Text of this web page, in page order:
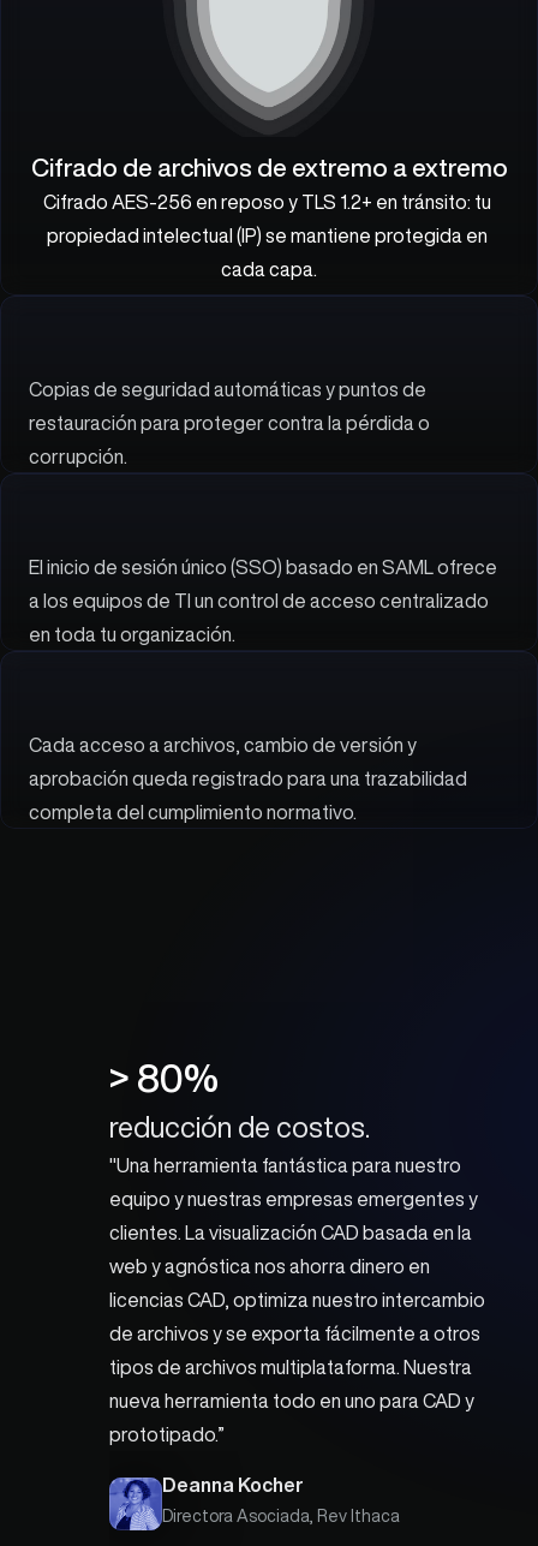
Cifrado AES-256 en reposo y TLS 1.2+ en tránsito: tu
propiedad intelectual (IP) se mantiene protegida en
cada capa.
Cifrado de archivos de extremo a extremo
Copias de seguridad automáticas y puntos de
restauración para proteger contra la pérdida o
corrupción.
El inicio de sesión único (SSO) basado en SAML ofrece
a los equipos de TI un control de acceso centralizado
en toda tu organización.
Cada acceso a archivos, cambio de versión y
aprobación queda registrado para una trazabilidad
completa del cumplimiento normativo.
> 80%
reducción de costos.
"Una herramienta fantástica para nuestro
equipo y nuestras empresas emergentes y
clientes. La visualización CAD basada en la
web y agnóstica nos ahorra dinero en
licencias CAD, optimiza nuestro intercambio
de archivos y se exporta fácilmente a otros
tipos de archivos multiplataforma. Nuestra
nueva herramienta todo en uno para CAD y
prototipado.”
Deanna Kocher
Directora Asociada, Rev Ithaca